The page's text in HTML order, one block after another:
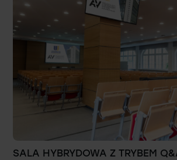
SALA HYBRYDOWA Z TRYBEM